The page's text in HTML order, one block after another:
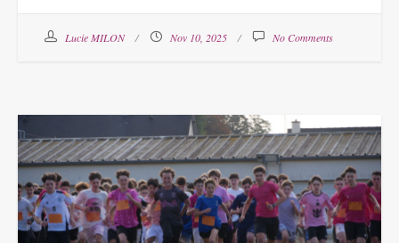
Lucie MILON Nov 10, 2025 No Comments